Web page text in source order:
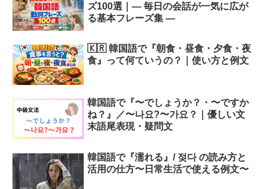
ズ100選｜― 毎日の会話が一気に広が
る基本フレーズ集 ―
🇰🇷 韓国語で『朝食・昼食・夕食・夜
食』って何ていうの？｜使い方と例文
韓国語で『〜でしょうか？・〜ですか
ね？』／〜나요?〜가요？｜優しい文
末語尾表現・疑問文
韓国語で『濡れる』/ 젖다 の読み方と
活用の仕方〜日常生活で使える例文〜